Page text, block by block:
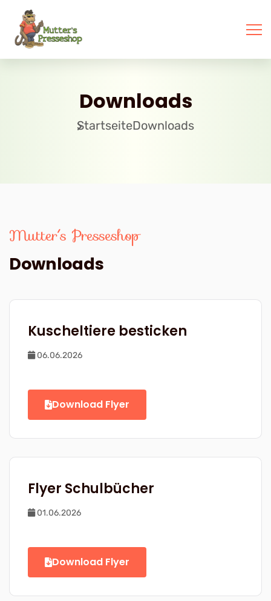
Downloads
StartseiteDownloads
Mutter´s Presseshop
Downloads
Kuscheltiere besticken
06.06.2026
Download Flyer
Flyer Schulbücher
01.06.2026
Download Flyer